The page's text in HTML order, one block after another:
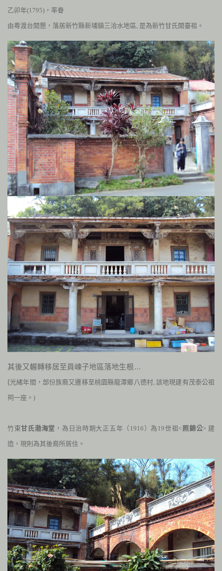
乙卯年(1795) ，率眷
由粵渡台開懇，落居新竹縣新埔鎮三洽水地區, 是為新竹甘氏開臺祖。
其後又輾轉移居至員崠子地區落地生根…
(光緒年間，部份族裔又遷移至桃園縣龍潭鄉八德村, 該地現建有茂泰公祖
祠一座 。)
竹東甘氏渤海堂 ，為日治時期大正五年（ 1916 ）為 19世祖<照錦公> 建
造，現則為其後裔所居住。